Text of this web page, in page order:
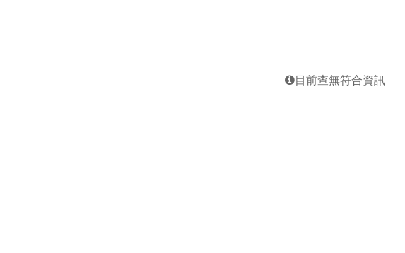
目前查無符合資訊